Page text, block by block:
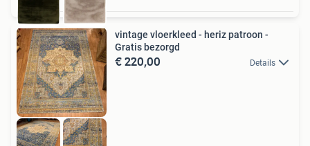
vintage vloerkleed - heriz patroon -
Gratis bezorgd
€ 220,00 Details